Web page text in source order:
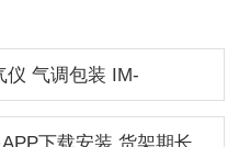
仪 气调包装 IM-